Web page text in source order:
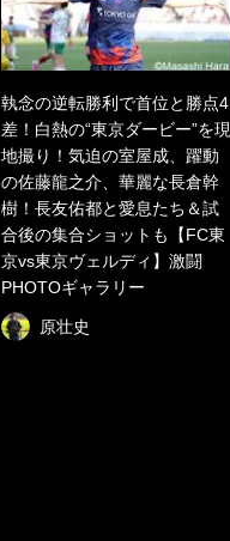
執念の逆転勝利で首位と勝点4
差！白熱の“東京ダービー”を現
地撮り！気迫の室屋成、躍動
の佐藤龍之介、華麗な長倉幹
樹！長友佑都と愛息たち＆試
合後の集合ショットも【FC東
京vs東京ヴェルディ】激闘
PHOTOギャラリー
原壮史